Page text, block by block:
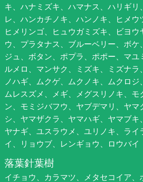
キ、ハナミズキ、ハマナス、ハリギリ
レ、ハンカチノキ、ハンノキ、ヒメウ
ヒメリンゴ、ヒュウガミズキ、ビヨウ
ウ、プラタナス、ブルーベリー、ボケ
ジュ、ボタン、ポプラ、ポポー、マ
ルメロ、マンサク、ミズキ、ミズナ
ノハギ、ムクゲ、ムクノキ、ムクロジ
ムレスズメ、メギ、メグスリノキ、モ
ン、モミジバフウ、ヤブデマリ、ヤ
シ、ヤマザクラ、ヤマハギ、ヤマブキ
ヤナギ、ユスラウメ、ユリノキ、ラ
イ、リョウブ、レンギョウ、ロウバイ
落葉針葉樹
イチョウ、カラマツ、メタセコイア、